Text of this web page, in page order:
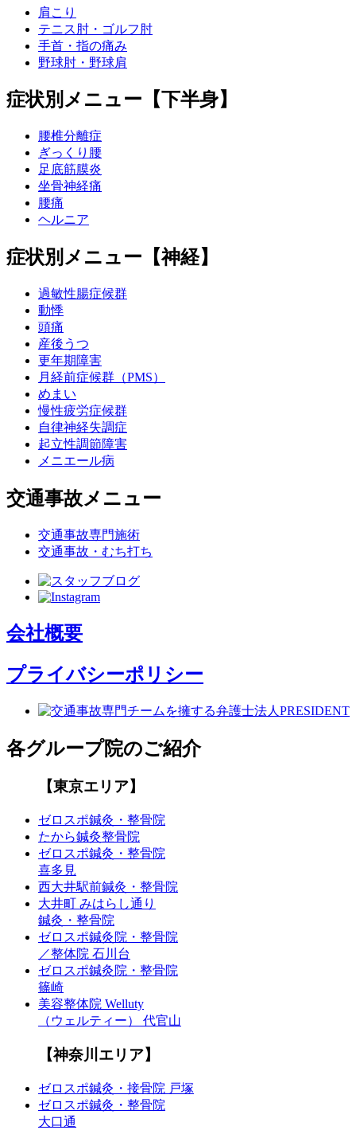
肩こり
テニス肘・ゴルフ肘
手首・指の痛み
野球肘・野球肩
症状別メニュー【下半身】
腰椎分離症
ぎっくり腰
足底筋膜炎
坐骨神経痛
腰痛
ヘルニア
症状別メニュー【神経】
過敏性腸症候群
動悸
頭痛
産後うつ
更年期障害
月経前症候群（PMS）
めまい
慢性疲労症候群
自律神経失調症
起立性調節障害
メニエール病
交通事故メニュー
交通事故専門施術
交通事故・むち打ち
会社概要
プライバシーポリシー
各グループ院のご紹介
【東京エリア】
ゼロスポ鍼灸・整骨院
たから鍼灸整骨院
ゼロスポ鍼灸・整骨院
喜多見
西大井駅前鍼灸・整骨院
大井町 みはらし通り
鍼灸・整骨院
ゼロスポ鍼灸院・整骨院
／整体院 石川台
ゼロスポ鍼灸院・整骨院
篠崎
美容整体院 Welluty
（ウェルティー） 代官山
【神奈川エリア】
ゼロスポ鍼灸・接骨院 戸塚
ゼロスポ鍼灸・整骨院
大口通